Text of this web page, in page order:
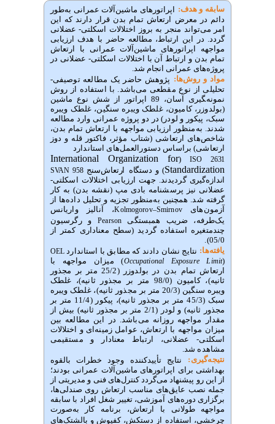
سابقه و هدف: اپراتورهای ماشین‌آلات عمرانی به‌طور
دائم در معرض ارتعاش تمام بدن قرار دارند که این
امر می‌تواند منجر به بروز اختلالات اسکلتی- عضلانی
گردد. در این ارتباط، مطالعه حاضر با هدف ارزیابی
مواجهه اپراتورهای ماشین‌آلات عمرانی با ارتعاش
تمام بدن و ارتباط آن با اختلالات اسکلتی- عضلانی در
پروژه‌های عمرانی انجام شد.
مواد و روش‌‌ها: پژوهش حاضر یک مطالعه توصیفی-
تحلیلی از نوع مقطعی می‌باشد. با استفاده از روش
نمونه‌‍گیری آسان، 89 اپراتور از شش نوع ماشین
(بولدوزر، کامیون، غلطک ویبره سنگین، غلطک ویبره
سبک، پیکور و لودر) در دو پروژه عمرانی وارد مطالعه
شدند. به‌منظور ارزیابی مواجهه با ارتعاش تمام بدن،
شاخص‌های ارتعاشی (شتاب مؤثر، فاکتور قله و دوز
ارتعاشی) بر‌اساس دستورالعمل‌های استاندارد
ISO 2631
(
International Organization for
Standardization) و دستگاه ارتعاش‌سنج SVAN 958
اندازه‌گیری گردیدند. جهت ارزیابی اختلالات اسکلتی-
عضلانی نیز پرسشنامه بادی مپ (نقشه بدن) به کار
گرفته شد. همچنین به‌منظور تجزیه و تحلیل داده‌ها از
آزمون‌های‌Kolmogorov–Smirnov، آنالیز واریانس
یک‌طرفه، ضریب همبستگی Pearson
و رگرسیون
چند‌متغیره استفاده گردید (سطح معنا‌داری کمتر از
05/0).
یافته‌ها: نتایج نشان دادند که مطابق با استاندارد OEL
(
Occupational Exposure Limit
) میزان مواجهه با
ارتعاش تمام بدن در بولدوزر (25/2 متر بر مجذور
ثانیه)، کامیون (98/0 متر بر مجذور ثانیه)، غلطک
ویبره سنگین (20/3 متر بر مجذور ثانیه)، غلطک ویبره
سبک (45/3 متر بر مجذور ثانیه)، پیکور (11/4 متر بر
مجذور ثانیه) و لودر (2/1 متر بر مجذور ثانیه) بیش از
مقدار مواجهه روزانه می‌باشد. در این مطالعه بین
میزان مواجهه با ارتعاش، عوامل زمینه‌ای و اختلالات
اسکلتی- عضلانی، ارتباط معنا‌دار و مستقیمی
مشاهده شد.
نتیجه‌گیری:
نتایج تأییدکننده وجود خطرات بالقوه
بهداشتی برای اپراتورهای ماشین‌آلات عمرانی بودند؛
از این رو پیشنهاد می‌گردد کنترل‌های فنی و مدیریتی از
جمله نصب عایق‌های مناسب ارتعاش روی صندلی‌ها،
برگزاری دوره‌های آموزشی، تغییر شغل افراد با سابقه
مواجهه طولانی با ارتعاش، برنامه کار بهصورت
چرخشی، استفاده از دستکش، کفپوش و بالشتک‌های